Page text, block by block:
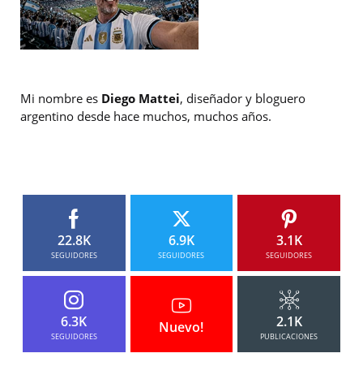
Mi nombre es Diego Mattei, diseñador y bloguero
argentino desde hace muchos, muchos años.
22.8K
SEGUIDORES
6.9K
SEGUIDORES
3.1K
SEGUIDORES
6.3K
SEGUIDORES
Nuevo! 2.1K
PUBLICACIONES